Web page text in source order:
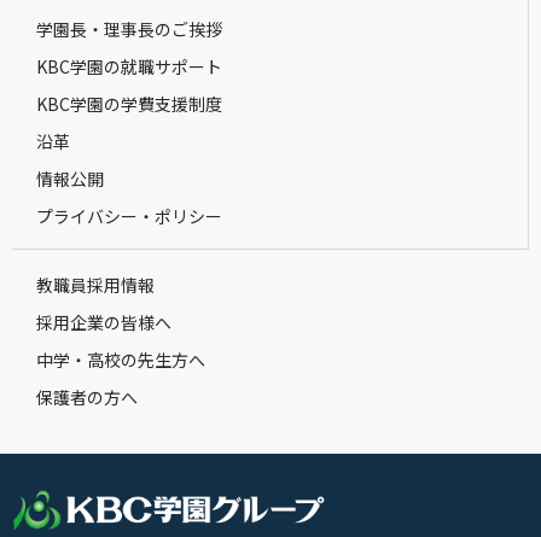
学園長・理事長のご挨拶
KBC学園の就職サポート
KBC学園の学費支援制度
沿革
情報公開
プライバシー・ポリシー
教職員採用情報
採用企業の皆様へ
中学・高校の先生方へ
保護者の方へ